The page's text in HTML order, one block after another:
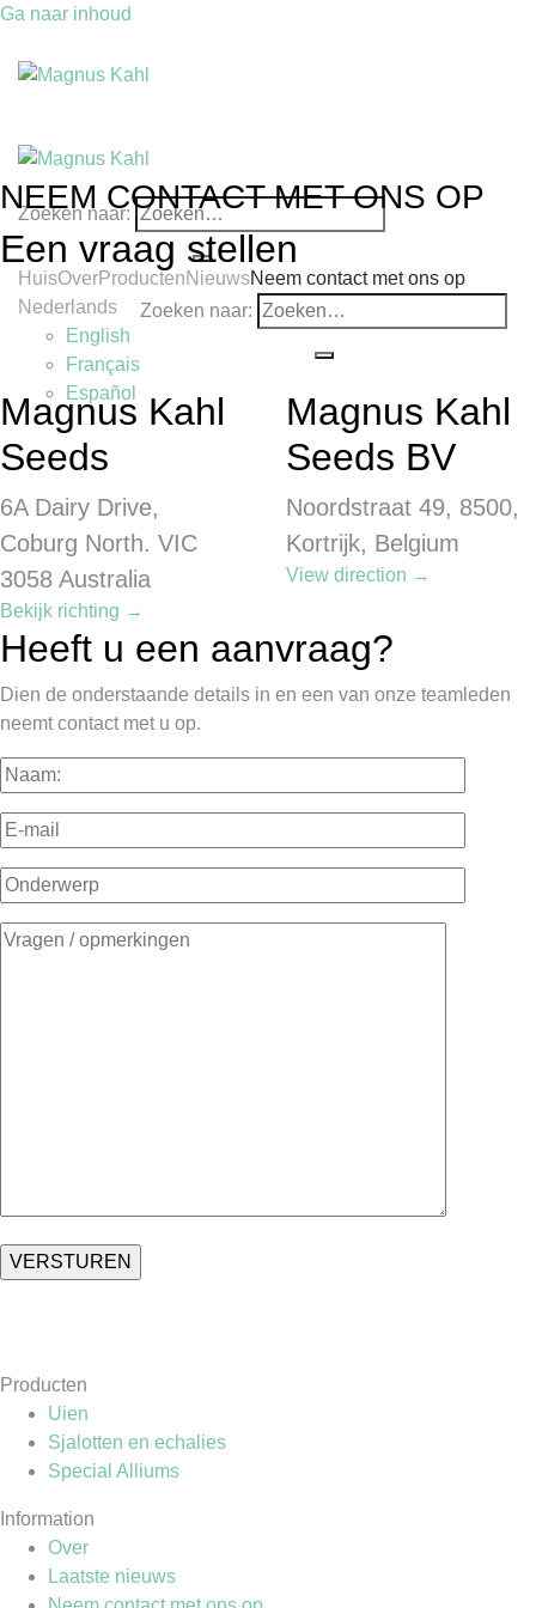
Ga naar inhoud
Zoeken naar:
HuisOverProductenNieuwsNeem contact met ons op
Nederlands
English
Français
Español
Zoeken naar:
NEEM CONTACT MET ONS OP
Een vraag stellen
Magnus Kahl
Seeds
6A Dairy Drive,
Coburg North. VIC
3058 Australia
Bekijk richting →
Magnus Kahl
Seeds BV
Noordstraat 49, 8500,
Kortrijk, Belgium
View direction →
Heeft u een aanvraag?
Dien de onderstaande details in en een van onze teamleden
neemt contact met u op.
Producten
Uien
Sjalotten en echalies
Special Alliums
Information
Over
Laatste nieuws